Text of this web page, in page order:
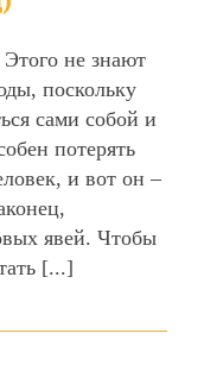
не знают
поскольку
сами собой и
потерять
и вот он –
явей. Чтобы
[...]